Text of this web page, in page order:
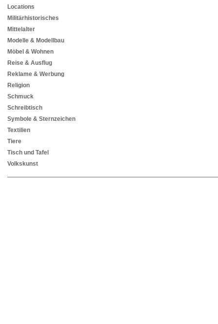
Locations
Militärhistorisches
Mittelalter
Modelle & Modellbau
Möbel & Wohnen
Reise & Ausflug
Reklame & Werbung
Religion
Schmuck
Schreibtisch
Symbole & Sternzeichen
Textilien
Tiere
Tisch und Tafel
Volkskunst